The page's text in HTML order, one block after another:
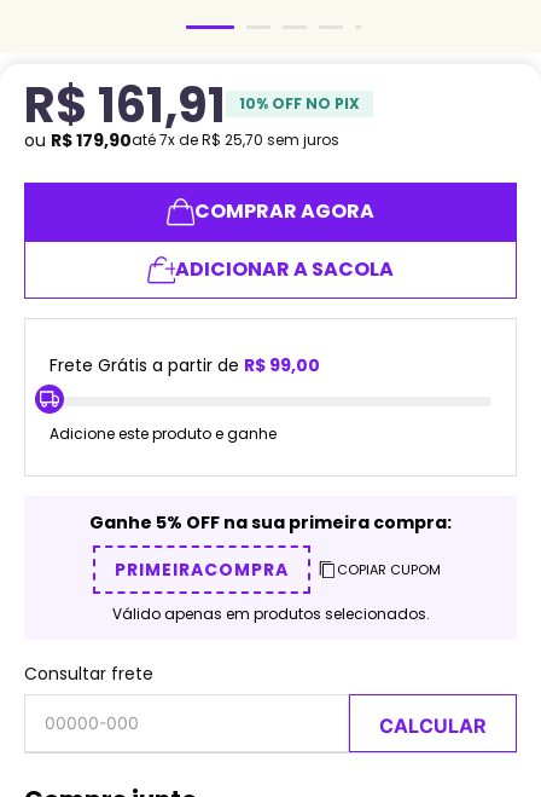
R$ 161,91 10% OFF NO PIX
ou R$179,90até7x deR$ 25,70 sem juros
COMPRAR AGORA
ADICIONAR A SACOLA
Frete Grátis a partir de R$ 99,00
Adicione este produto e ganhe
Ganhe 5% OFF na sua primeira compra:
PRIMEIRACOMPRA
COPIAR CUPOM
Válido apenas em produtos selecionados.
Consultar frete
CALCULAR